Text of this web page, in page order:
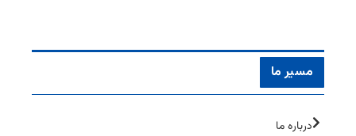
مسیر ما
درباره ما